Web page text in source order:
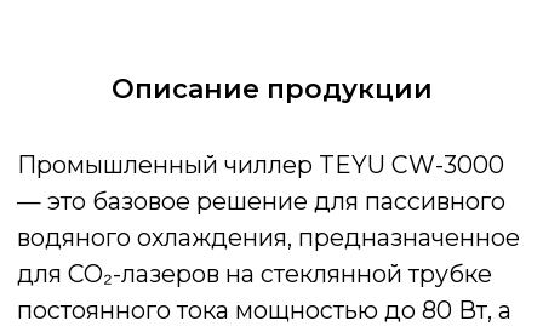
Описание продукции
применяется в оборудовании, где не
теплообмена в сочетании с
высокоскоростным вентилятором
обеспечивает эффективное рассеивание
тепла без использования хладагента, что
повышает надежность и снижает
эксплуатационные затраты.